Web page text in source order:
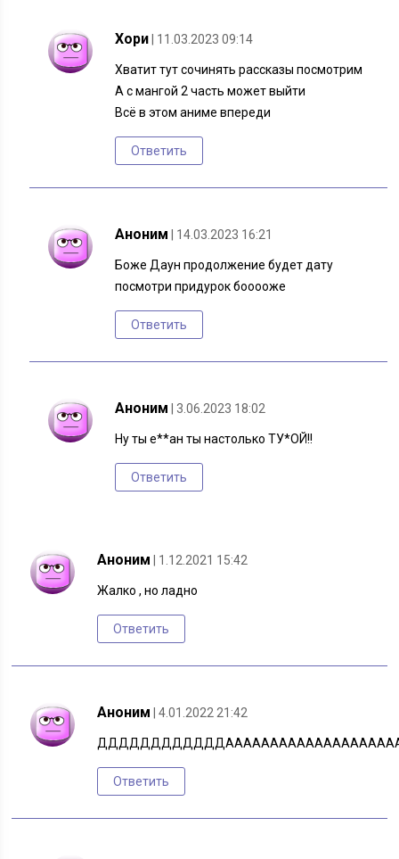
Хори | 11.03.2023 09:14
Хватит тут сочинять рассказы посмотрим
А с мангой 2 часть может выйти
Всё в этом аниме впереди
Ответить
Аноним | 14.03.2023 16:21
Боже Даун продолжение будет дату
посмотри придурок бооооже
Ответить
Аноним | 3.06.2023 18:02
Ну ты е**ан ты настолько ТУ*ОЙ!!
Ответить
Аноним | 1.12.2021 15:42
Жалко , но ладно
Ответить
Аноним | 4.01.2022 21:42
Ответить